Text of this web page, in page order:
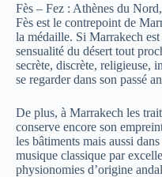
Fès – Fez : Athènes du
Fès est le contrepoint de
la médaille. Si Marrakech
sensualité du désert tout
secrète, discrète, religieuse,
se regarder dans son passé
De plus, à Marrakech les
conserve encore son
les bâtiments mais aussi
musique classique par
physionomies d’origine